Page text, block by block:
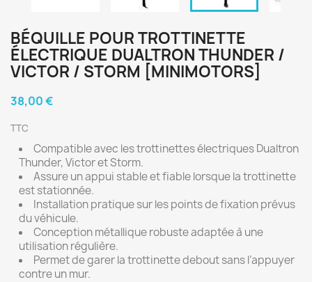
BÉQUILLE POUR TROTTINETTE
ÉLECTRIQUE DUALTRON THUNDER /
VICTOR / STORM [MINIMOTORS]
38,00 €
TTC
Compatible avec les trottinettes électriques Dualtron
Thunder, Victor et Storm.
Assure un appui stable et fiable lorsque la trottinette
est stationnée.
Installation pratique sur les points de fixation prévus
du véhicule.
Conception métallique robuste adaptée à une
utilisation régulière.
Permet de garer la trottinette debout sans l’appuyer
contre un mur.